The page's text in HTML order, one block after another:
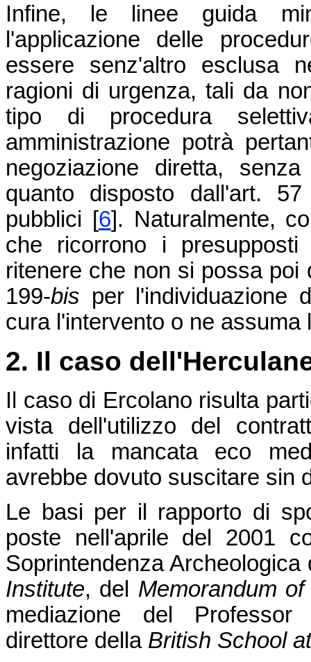
Infine, le linee guida
l'applicazione delle
essere senz'altro esclusa
ragioni di urgenza, tali da
tipo di procedura
amministrazione potrà
negoziazione diretta,
quanto disposto dall'art.
pubblici [6] . Naturalmente,
che ricorrono i presupposti
ritenere che non si possa poi
199-bis per l'individuazione
cura l'intervento o ne
2. Il caso
Il caso di Ercolano risulta
vista dell'utilizzo del
infatti la mancata eco
avrebbe dovuto suscitare sin
Le basi per il rapporto di
poste nell'aprile del 2001
Soprintendenza
Institute, del Memorandum
mediazione del Professor
direttore della British School